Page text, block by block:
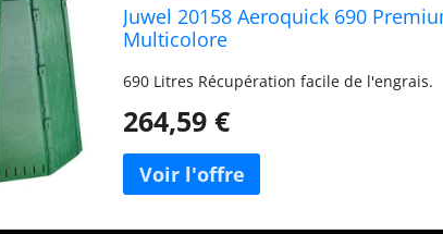
Juwel 20158 Aeroquick 690
Multicolore
690 Litres Récupération facile de l'engrais.
264,59 €